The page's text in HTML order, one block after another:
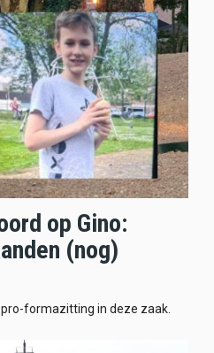
op Gino:
(nog)
formazitting in deze zaak.